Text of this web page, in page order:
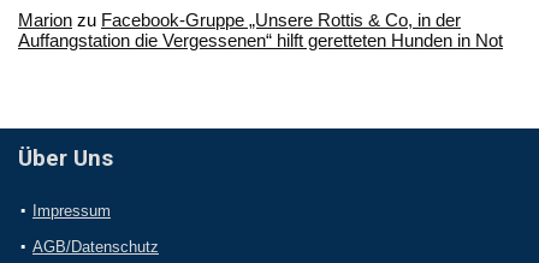
Marion zu Facebook-Gruppe „Unsere Rottis & Co, in der
Auffangstation die Vergessenen“ hilft geretteten Hunden in Not
Über Uns
Impressum
AGB/Datenschutz